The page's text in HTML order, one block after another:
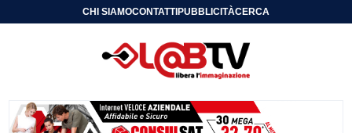
CHI SIAMOCONTATTIPUBBLICITÀCERCA